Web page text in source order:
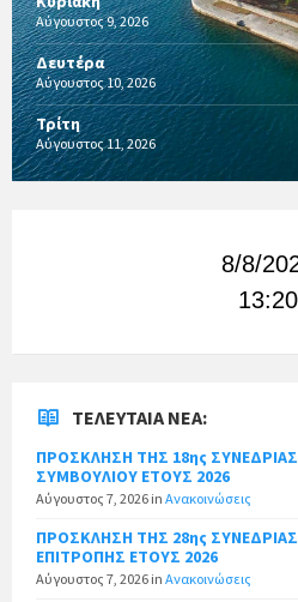
Αύγουστος 9, 2026
Δευτέρα
Αύγουστος 10, 2026
Τρίτη
Αύγουστος 11, 2026
8/8/
13:20
ΤΕΛΕΥΤΑΊΑ ΝΈΑ:
ΠΡΟΣΚΛΗΣΗ ΤΗΣ 18ης
ΣΥΜΒΟΥΛΙΟΥ ΕΤΟΥΣ 2026
Αύγουστος 7, 2026 in Ανακοινώσεις
ΠΡΟΣΚΛΗΣΗ ΤΗΣ 28ης
ΕΠΙΤΡΟΠΗΣ ΕΤΟΥΣ 2026
Αύγουστος 7, 2026 in Ανακοινώσεις